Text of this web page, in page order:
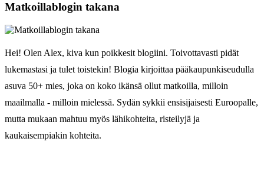
Matkoillablogin takana
Hei! Olen Alex, kiva kun poikkesit blogiini. Toivottavasti pidät
lukemastasi ja tulet toistekin! Blogia kirjoittaa pääkaupunkiseudulla
asuva 50+ mies, joka on koko ikänsä ollut matkoilla, milloin
maailmalla - milloin mielessä. Sydän sykkii ensisijaisesti Euroopalle,
mutta mukaan mahtuu myös lähikohteita, risteilyjä ja
kaukaisempiakin kohteita.